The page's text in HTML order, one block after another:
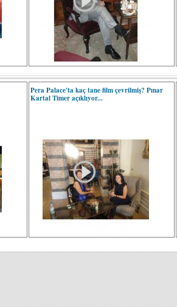
Pera Palace'ta kaç tane film çevrilmiş? Pınar
Kartal Timer açıklıyor...